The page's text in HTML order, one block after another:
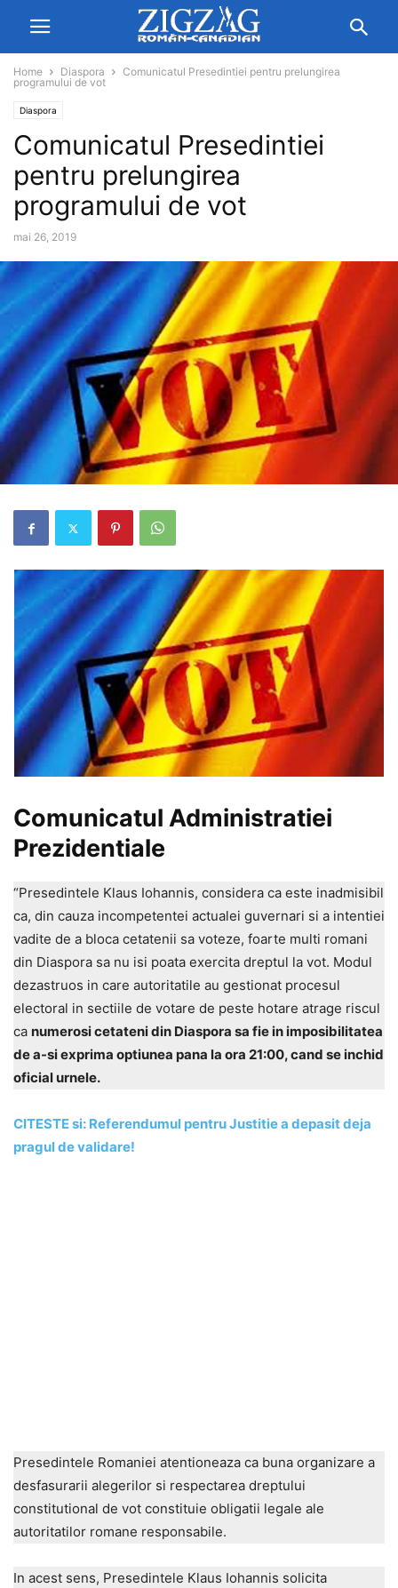
Home Diaspora
Comunicatul Presedintiei pentru prelungirea
programului de vot
Diaspora
Comunicatul Presedintiei
pentru prelungirea
programului de vot
mai 26, 2019
Comunicatul Administratiei
Prezidentiale
“Presedintele Klaus Iohannis, considera ca este inadmisibil
ca, din cauza incompetentei actualei guvernari si a intentiei
vadite de a bloca cetatenii sa voteze, foarte multi romani
din Diaspora sa nu isi poata exercita dreptul la vot. Modul
dezastruos in care autoritatile au gestionat procesul
electoral in sectiile de votare de peste hotare atrage riscul
ca numerosi cetateni din Diaspora sa fie in imposibilitatea
de a-si exprima optiunea pana la ora 21:00, cand se inchid
oficial urnele.
CITESTE si: Referendumul pentru Justitie a depasit deja
pragul de validare!
Presedintele Romaniei atentioneaza ca buna organizare a
desfasurarii alegerilor si respectarea dreptului
constitutional de vot constituie obligatii legale ale
autoritatilor romane responsabile.
In acest sens, Presedintele Klaus Iohannis solicita